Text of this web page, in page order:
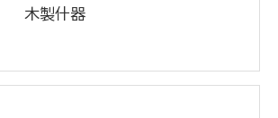
木製什器